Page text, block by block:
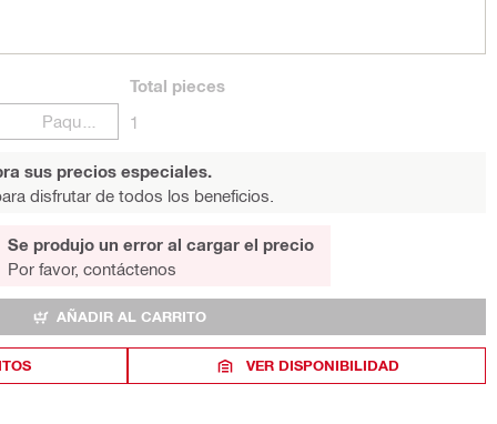
Paquetes
Total pieces
1
sus precios especiales.
disfrutar de todos los beneficios.
Se produjo un error al cargar el precio
Por favor, contáctenos
AÑADIR AL CARRITO
VER DISPONIBILIDAD